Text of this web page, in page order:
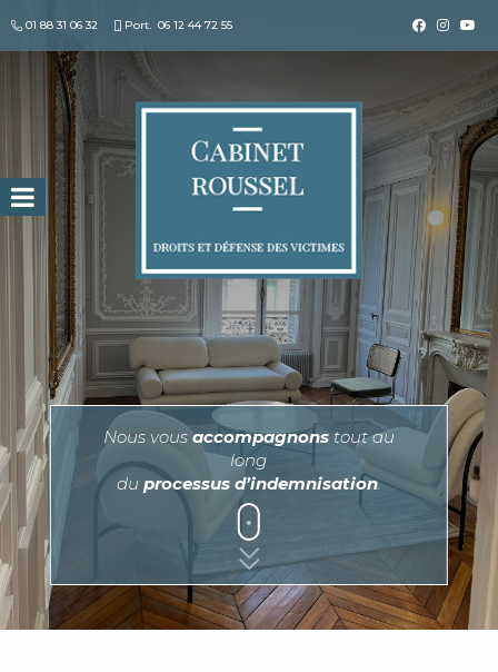
01 88 31 06 32 Port. 06 12 44 72 55
Search for:
Nous vousaccompagnonstout au
long
du processus d’indemnisation.